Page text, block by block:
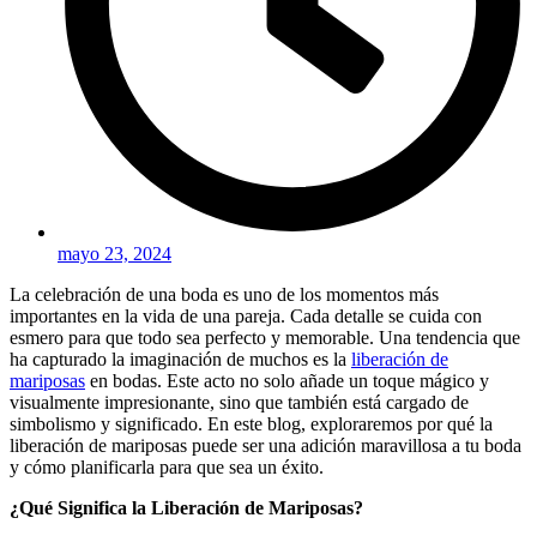
mayo 23, 2024
La celebración de una boda es uno de los momentos más
importantes en la vida de una pareja. Cada detalle se cuida con
esmero para que todo sea perfecto y memorable. Una tendencia que
ha capturado la imaginación de muchos es la liberación de
mariposas en bodas. Este acto no solo añade un toque mágico y
visualmente impresionante, sino que también está cargado de
simbolismo y significado. En este blog, exploraremos por qué la
liberación de mariposas puede ser una adición maravillosa a tu boda
y cómo planificarla para que sea un éxito.
¿Qué Significa la Liberación de Mariposas?